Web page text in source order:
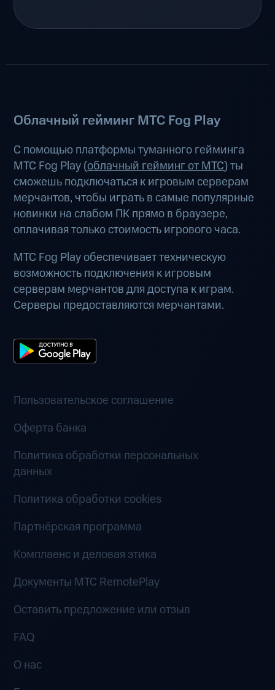
Облачный гейминг МТС Fog Play
С помощью платформы туманного гейминга
МТС Fog Play (облачный гейминг от МТС) ты
сможешь подключаться к игровым серверам
мерчантов, чтобы играть в самые популярные
новинки на слабом ПК прямо в браузере,
оплачивая только стоимость игрового часа.
МТС Fog Play обеспечивает техническую
возможность подключения к игровым
серверам мерчантов для доступа к играм.
Серверы предоставляются мерчантами.
Пользовательское соглашение
Оферта банка
Политика обработки персональных
данных
Политика обработки cookies
Партнёрская программа
Комплаенс и деловая этика
Документы MTC RemotePlay
Оставить предложение или отзыв
FAQ
О нас